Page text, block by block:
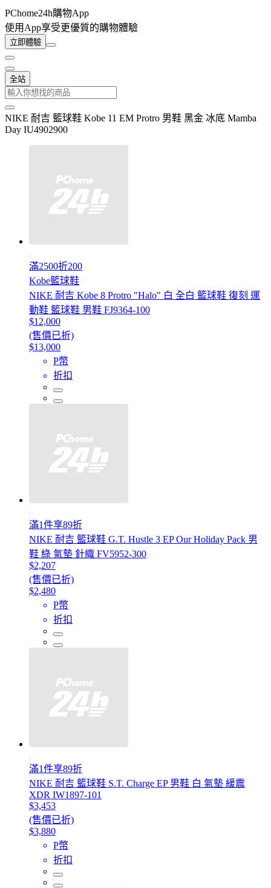
PChome24h購物App
使用App享受更優質的購物體驗
立即體驗
全站
NIKE 耐吉 籃球鞋 Kobe 11 EM Protro 男鞋 黑金 冰底 Mamba
Day IU4902900
滿2500折200
Kobe籃球鞋
NIKE 耐吉 Kobe 8 Protro "Halo" 白 全白 籃球鞋 復刻 運
動鞋 籃球鞋 男鞋 FJ9364-100
$12,000
(售價已折)
$13,000
P幣
折扣
滿1件享89折
NIKE 耐吉 籃球鞋 G.T. Hustle 3 EP Our Holiday Pack 男
鞋 綠 氣墊 針織 FV5952-300
$2,207
(售價已折)
$2,480
P幣
折扣
滿1件享89折
NIKE 耐吉 籃球鞋 S.T. Charge EP 男鞋 白 氣墊 緩震
XDR IW1897-101
$3,453
(售價已折)
$3,880
P幣
折扣